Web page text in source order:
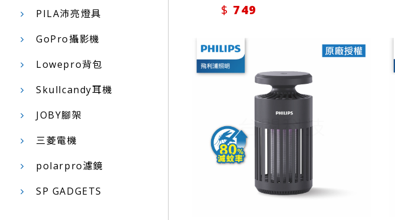
PILA沛亮燈具
GoPro攝影機
Lowepro背包
Skullcandy耳機
JOBY腳架
三菱電機
polarpro濾鏡
SP GADGETS
749